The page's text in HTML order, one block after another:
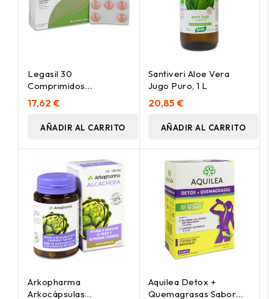
Legasil 30
Comprimidos
Recubiertos
17,62 €
AÑADIR AL CARRITO
Santiveri Aloe Vera
Jugo Puro, 1 L
20,85 €
AÑADIR AL CARRITO
Arkopharma
Arkocápsulas
Aquilea Detox +
Quemagrasas Sabor